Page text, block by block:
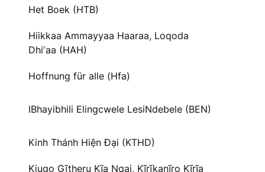
Het Boek (HTB)
Hiikkaa Ammayyaa Haaraa, Loqoda
Dhiʼaa (HAH)
Hoffnung für alle (Hfa)
IBhayibhili Elingcwele LesiNdebele (BEN)
Kinh Thánh Hiện Đại (KTHD)
Kiugo Gĩtheru Kĩa Ngai, Kĩrĩkanĩro Kĩrĩa